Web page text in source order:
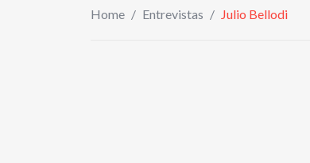
Home / Entrevistas / Julio Bellodi